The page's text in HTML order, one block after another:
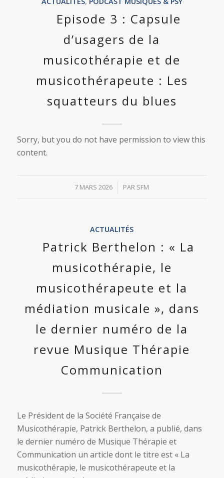
Episode 3 : Capsule
d’usagers de la
musicothérapie et de
musicothérapeute : Les
squatteurs du blues
Sorry, but you do not have permission to view this
content.
7 MARS 2026
/ PAR SFM
ACTUALITÉS
Patrick Berthelon : « La
musicothérapie, le
musicothérapeute et la
médiation musicale », dans
le dernier numéro de la
revue Musique Thérapie
Communication
Le Président de la Société Française de
Musicothérapie, Patrick Berthelon, a publié, dans
le dernier numéro de Musique Thérapie et
Communication un article dont le titre est « La
musicothérapie, le musicothérapeute et la